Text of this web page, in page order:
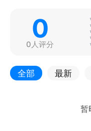
0
0人评分
全部 最新